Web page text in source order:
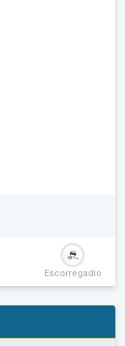
Escorregadio